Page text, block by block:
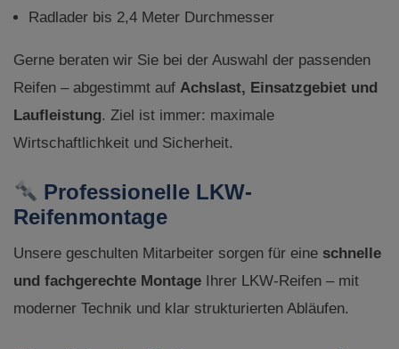
Radlader bis 2,4 Meter Durchmesser
Gerne beraten wir Sie bei der Auswahl der passenden
Reifen – abgestimmt auf Achslast, Einsatzgebiet und
Laufleistung. Ziel ist immer: maximale
Wirtschaftlichkeit und Sicherheit.
Professionelle LKW-
Reifenmontage
Unsere geschulten Mitarbeiter sorgen für eine schnelle
und fachgerechte Montage Ihrer LKW-Reifen – mit
moderner Technik und klar strukturierten Abläufen.